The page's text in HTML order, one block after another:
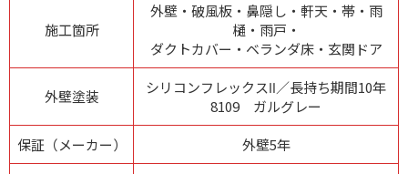
施工箇所
外壁・破風板・鼻隠し・軒天・帯・雨
樋・雨戸・
ダクトカバー・ベランダ床・玄関ドア
外壁塗装
シリコンフレックスⅡ／長持ち期間10年
8109 ガルグレー
保証（メーカー）
外壁5年